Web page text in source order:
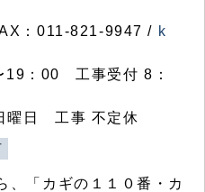
：011-821-9947 / k
19：00 工事受付 8：
曜日 工事 不定休
、「カギの１１０番・カ